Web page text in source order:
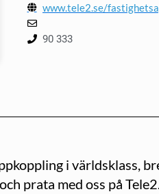
www.tele2.se/
90 333
i världsklass,
prata med oss på